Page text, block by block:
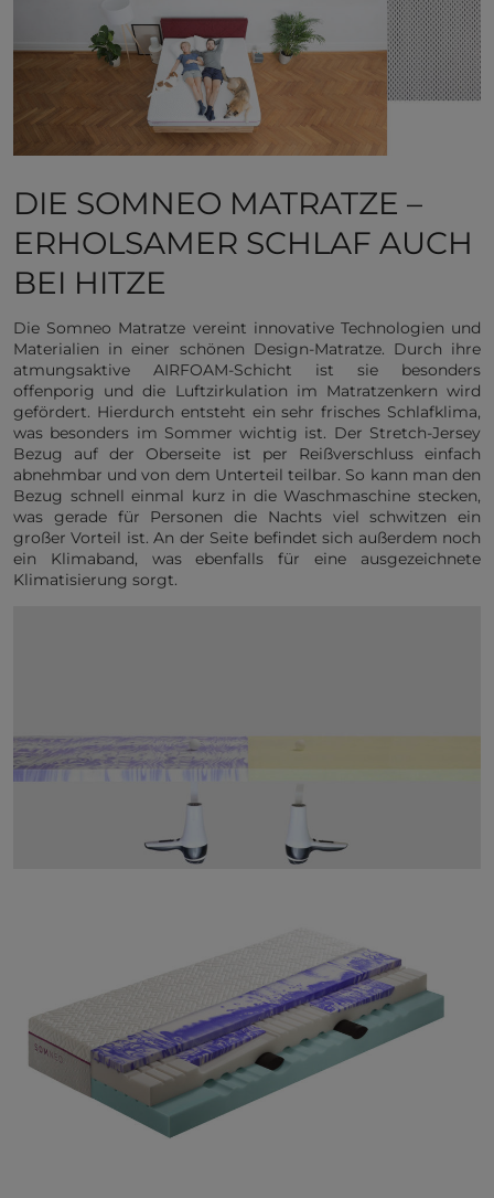
DIE SOMNEO MATRATZE –
ERHOLSAMER SCHLAF AUCH
BEI HITZE
Die Somneo Matratze vereint innovative Technologien und
Materialien in einer schönen Design-Matratze. Durch ihre
atmungsaktive AIRFOAM-Schicht ist sie besonders
offenporig und die Luftzirkulation im Matratzenkern wird
gefördert. Hierdurch entsteht ein sehr frisches Schlafklima,
was besonders im Sommer wichtig ist. Der Stretch-Jersey
Bezug auf der Oberseite ist per Reißverschluss einfach
abnehmbar und von dem Unterteil teilbar. So kann man den
Bezug schnell einmal kurz in die Waschmaschine stecken,
was gerade für Personen die Nachts viel schwitzen ein
großer Vorteil ist. An der Seite befindet sich außerdem noch
ein Klimaband, was ebenfalls für eine ausgezeichnete
Klimatisierung sorgt.